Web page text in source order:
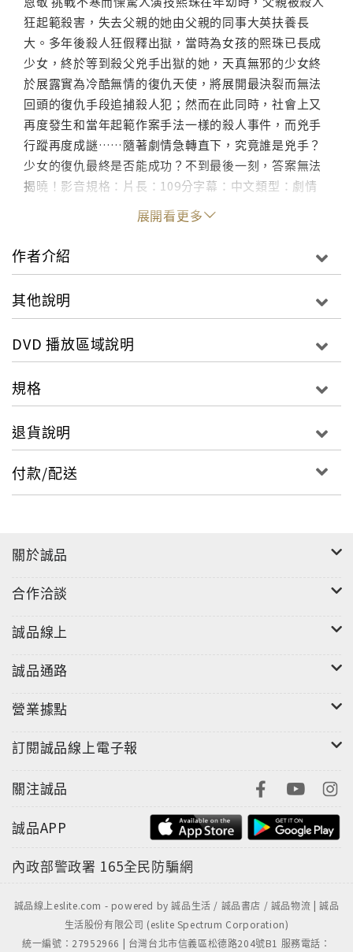
狂起範殺害，失去父親的她由父親的同事大英扶養長
大。多年後殺人狂假釋出獄，當時為女孩的熙珠已長成
少女，終於等到殺父兇手出獄的她，天真無邪的少女終
於展露實為冷酷無情的復仇天使，將展開最決裂而無法
回頭的復仇手段追捕殺人犯；然而在此同時，社會上又
再度發生和當年起範作案手法一樣的殺人事件，而兇手
行蹤再度成謎……隨著劇情急轉直下，究竟誰是兇手？
少女的復仇最終是否能成功？不到最後一刻，答案無法
揭曉！影音規格：片長：109分字幕：中文類型：劇情
螢幕比例：16:9分級：限制級音效：Dolby 2.0發音：韓
語規格：D5 / 3區 / NTSC
展開看更多
作者介紹
其他說明
DVD 播放區域說明
規格
退貨說明
付款/配送
關於誠品
合作洽談
誠品線上
誠品通路
營業據點
訂閱誠品線上電子報
關注誠品
誠品APP
內政部警政署 165全民防騙網
誠品線上eslite.com - powered by 誠品生活 / 誠品書店 / 誠品物流 | 誠品
生活股份有限公司 (eslite Spectrum Corporation)
統一編號：27952966 | 台灣台北市信義區松德路204號B1 服務電話：